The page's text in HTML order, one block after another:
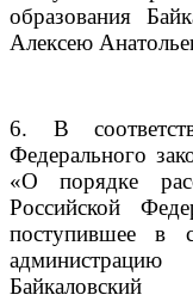
образования
Алексею
6. В
Федерального
«О порядке
Российской
поступившее в
администрацию